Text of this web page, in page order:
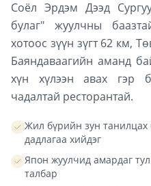
Соёл Эрдэм Дээд
булаг" жуулчны
хотоос зүүн зүгт 62 км,
Баяндаваагийн аманд
хүн хүлээн авах гэр
чадалтай ресторантай.
Жил бүрийн зун танилцах
дадлагаа хийдэг
Япон жуулчид амардаг
талбар